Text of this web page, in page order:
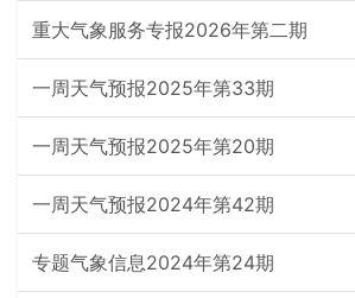
重大气象服务专报2026年第二期
一周天气预报2025年第33期
一周天气预报2025年第20期
一周天气预报2024年第42期
专题气象信息2024年第24期